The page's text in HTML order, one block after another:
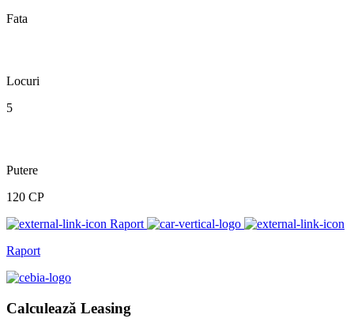
Fata
Locuri
5
Putere
120 CP
Raport
Raport
Calculează Leasing